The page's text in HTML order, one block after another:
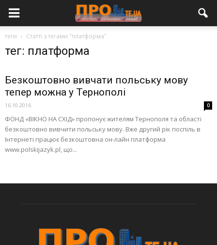
теги Статті з тегами "платформа"
тег: платформа
Безкоштовно вивчати польську мову
тепер можна у Тернополі
16.10.2016 0
ФОНД «ВІКНО НА СХІД» пропонує жителям Тернополя та області
безкоштовно вивчити польську мову. Вже другий рік поспіль в
Інтернеті працює безкоштовна он-лайн платформа
www.polskijazyk.pl, що...